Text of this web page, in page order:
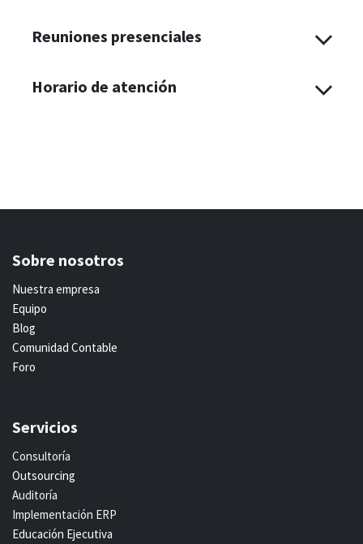
Reuniones presenciales
Horario de atención
Sobre nosotros
Nuestra empresa
Equipo
Blog
Comunidad Contable
Foro
Servicios
Consultoría
Outsourcing
Auditoría
Implementación ERP
Educación Ejecutiva